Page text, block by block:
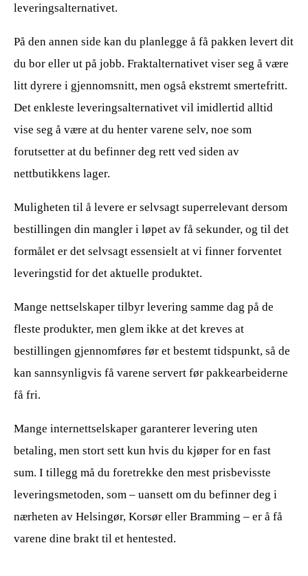
leveringsalternativet.
På den annen side kan du planlegge å få pakken levert dit
du bor eller ut på jobb. Fraktalternativet viser seg å være
litt dyrere i gjennomsnitt, men også ekstremt smertefritt.
Det enkleste leveringsalternativet vil imidlertid alltid
vise seg å være at du henter varene selv, noe som
forutsetter at du befinner deg rett ved siden av
nettbutikkens lager.
Muligheten til å levere er selvsagt superrelevant dersom
bestillingen din mangler i løpet av få sekunder, og til det
formålet er det selvsagt essensielt at vi finner forventet
leveringstid for det aktuelle produktet.
Mange nettselskaper tilbyr levering samme dag på de
fleste produkter, men glem ikke at det kreves at
bestillingen gjennomføres før et bestemt tidspunkt, så de
kan sannsynligvis få varene servert før pakkearbeiderne
få fri.
Mange internettselskaper garanterer levering uten
betaling, men stort sett kun hvis du kjøper for en fast
sum. I tillegg må du foretrekke den mest prisbevisste
leveringsmetoden, som – uansett om du befinner deg i
nærheten av Helsingør, Korsør eller Bramming – er å få
varene dine brakt til et hentested.